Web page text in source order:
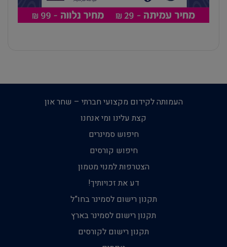
העמותה לקידום מקצועי חברתי – שחר און
קצת עלינו ומי אנחנו
חיפוש סמינרים
חיפוש קורסים
הצטרפות למנוי מטמון
דע את זכויותיך!
תקנון רישום לסמינר בחו”ל
תקנון רישום לסמינר בארץ
תקנון רישום לקורסים